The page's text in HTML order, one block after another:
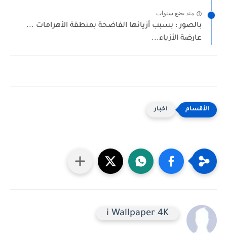
منذ بضع سنوات
بالصور : بسبب أزيائها الفاضحة بمنطقة الأهرامات ...
عارضة الأزياء...
اخبار
i Wallpaper 4K